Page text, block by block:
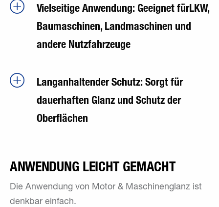
Vielseitige Anwendung: Geeignet fürLKW,
Baumaschinen, Landmaschinen und
andere Nutzfahrzeuge
Langanhaltender Schutz: Sorgt für
dauerhaften Glanz und Schutz der
Oberflächen
ANWENDUNG LEICHT GEMACHT
Die Anwendung von Motor & Maschinenglanz ist
denkbar einfach.